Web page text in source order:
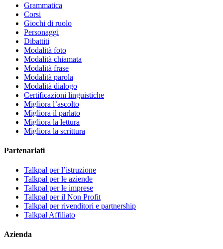
Grammatica
Corsi
Giochi di ruolo
Personaggi
Dibattiti
Modalità foto
Modalità chiamata
Modalità frase
Modalità parola
Modalità dialogo
Certificazioni linguistiche
Migliora l’ascolto
Migliora il parlato
Migliora la lettura
Migliora la scrittura
Partenariati
Talkpal per l’istruzione
Talkpal per le aziende
Talkpal per le imprese
Talkpal per il Non Profit
Talkpal per rivenditori e partnership
Talkpal Affiliato
Azienda